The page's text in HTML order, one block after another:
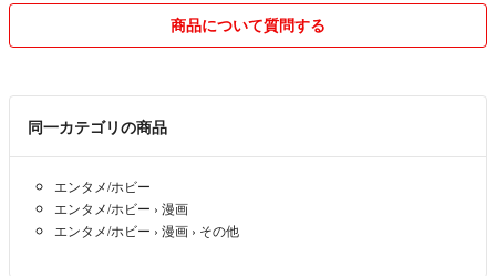
商品について質問する
同一カテゴリの商品
エンタメ/ホビー
エンタメ/ホビー › 漫画
エンタメ/ホビー › 漫画 › その他